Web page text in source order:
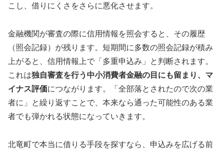
こし、借りにくさをさらに悪化させます。
金融機関が審査の際に信用情報を照会すると、その履歴
（照会記録）が残ります。短期間に多数の照会記録が積み
上がると、信用情報上で「多重申込み」と判断されます。
これは独自審査を行う中小消費者金融の目にも留まり、マ
イナス評価につながります。「全部落とされたので次の業
者に」と繰り返すことで、本来なら通った可能性のある業
者でも弾かれる状態になっていきます。
北竜町で本当に借りる手段を探すなら、申込みを広げる前